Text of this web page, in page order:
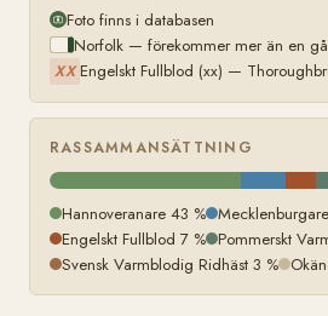
Foto finns i databasen
Norfolk — förekommer mer än en
XX Engelskt Fullblod (xx) —
RASSAMMANSÄTTNING
Hannoveranare 43 %
Engelskt Fullblod 7 % Pommerskt
Svensk Varmblodig Ridhäst 3 %